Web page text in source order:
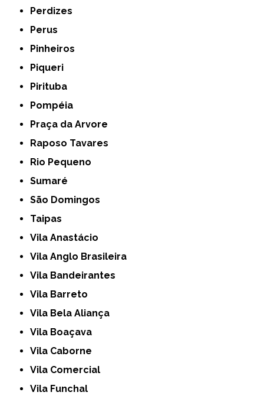
Perdizes
Perus
Pinheiros
Piqueri
Pirituba
Pompéia
Praça da Arvore
Raposo Tavares
Rio Pequeno
Sumaré
São Domingos
Taipas
Vila Anastácio
Vila Anglo Brasileira
Vila Bandeirantes
Vila Barreto
Vila Bela Aliança
Vila Boaçava
Vila Caborne
Vila Comercial
Vila Funchal